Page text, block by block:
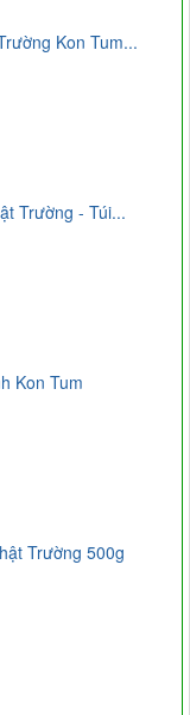
Kon Tum...
Trường - Túi...
Kon Tum
Trường 500g